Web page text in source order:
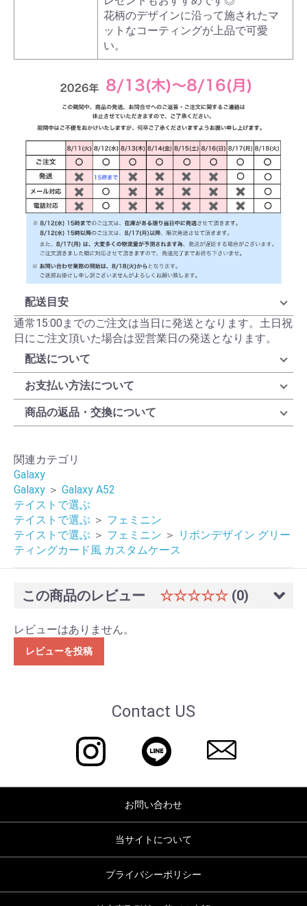
花柄のデザインに沿って施されたマ
ットなコーティングが上品で可愛
い。
配送目安
通常15:00までのご注文は当日に発送となります。土日祝
日にご注文頂いた場合は翌営業日の発送となります。
配送について
お支払い方法について
商品の返品・交換について
関連カテゴリ
Galaxy
Galaxy ＞ Galaxy A52
テイストで選ぶ
テイストで選ぶ ＞ フェミニン
テイストで選ぶ ＞ フェミニン ＞ リボンデザイン グリー
ティングカード風 カスタムケース
この商品のレビュー ☆☆☆☆☆ (0)
レビューはありません。
レビューを投稿
Contact US
お問い合わせ
当サイトについて
プライバシーポリシー